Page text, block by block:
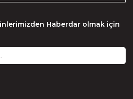
Haberdar olmak için